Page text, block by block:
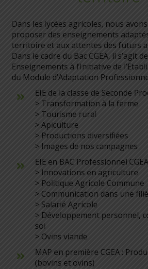
Dans les lycées agricoles, nous
proposer des enseignements
territoire et aux attentes des futurs
Dans le cadre du Bac CGEA, il s’agit
Enseignements à l’Initiative de
du Module d’Adaptation
EIE de la classe de Seconde
> Transformation à la ferme
> Tourisme rural
> Apiculture
> Productions diversifiées
> Images de nos campagnes
EIE en BAC Professionnel
> Innovations en agriculture
> Politique Agricole Commune
> Communication dans une
> Salarié Agricole
> Développement personnel,
soi
> Ovins viande
MAP en première CGEA :
(bovins et ovins)